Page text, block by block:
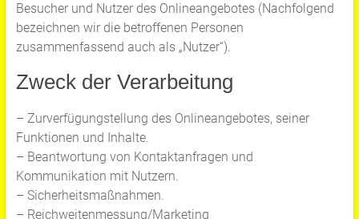
Besucher und Nutzer des Onlineangebotes (Nachfolgend
bezeichnen wir die betroffenen Personen
zusammenfassend auch als „Nutzer“).
Zweck der Verarbeitung
– Zurverfügungstellung des Onlineangebotes, seiner
Funktionen und Inhalte.
– Beantwortung von Kontaktanfragen und
Kommunikation mit Nutzern.
– Sicherheitsmaßnahmen.
– Reichweitenmessung/Marketing